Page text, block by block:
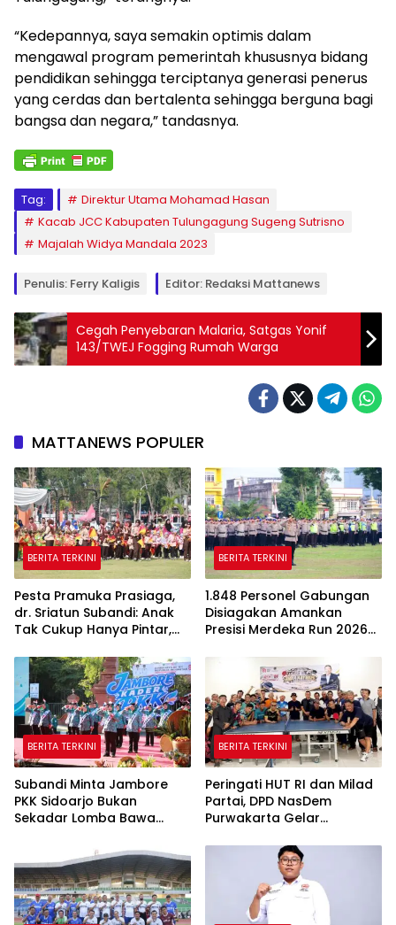
“Kedepannya, saya semakin optimis dalam
mengawal program pemerintah khususnya bidang
pendidikan sehingga terciptanya generasi penerus
yang cerdas dan bertalenta sehingga berguna bagi
bangsa dan negara,” tandasnya.
Tag:
Direktur Utama Mohamad Hasan
Kacab JCC Kabupaten Tulungagung Sugeng Sutrisno
Majalah Widya Mandala 2023
Penulis: Ferry Kaligis Editor: Redaksi Mattanews
Cegah Penyebaran Malaria, Satgas Yonif
143/TWEJ Fogging Rumah Warga
MATTANEWS POPULER
BERITA TERKINI
Pesta Pramuka Prasiaga,
dr. Sriatun Subandi: Anak
Tak Cukup Hanya Pintar,
Dibentuk Sejak Dini
BERITA TERKINI
1.848 Personel Gabungan
Disiagakan Amankan
Presisi Merdeka Run 2026
BERITA TERKINI
Subandi Minta Jambore
PKK Sidoarjo Bukan
Sekadar Lomba Bawa
untuk Warga
BERITA TERKINI
Peringati HUT RI dan Milad
Partai, DPD NasDem
Purwakarta Gelar
hingga Baksos Gratis